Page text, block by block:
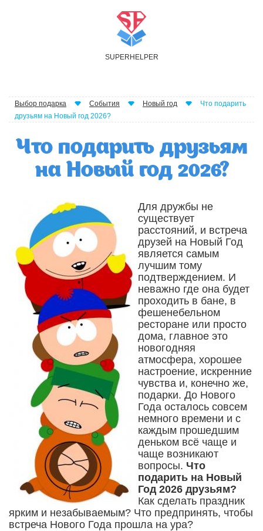
SUPER H ELPER
Выбор подарка События Новый год
Что подарить
друзьям на Новый год 2026?
Что подарить друзьям
на Новый год 2026?
Для дружбы не
существует
расстояний, и встреча
друзей на Новый Год
является самым
лучшим тому
подтверждением. И
неважно где она будет
проходить в бане, в
фешенебельном
ресторане или просто
дома, главное это
новогодняя
атмосфера, хорошее
настроение, искренние
чувства и, конечно же,
подарки. До Нового
Года осталось совсем
немного времени и с
каждым прошедшим
деньком всё чаще и
чаще возникают
вопросы. Что
подарить на Новый
Год 2026 друзьям?
Как сделать праздник
ярким и незабываемым? Что предпринять, чтобы
встреча Нового Года прошла на ура?